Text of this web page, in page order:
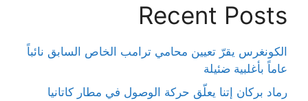
Recent Posts
الكونغرس يقرّ تعيين محامي ترامب الخاص السابق نائباً
عاماً بأغلبية ضئيلة
رماد بركان إتنا يعلّق حركة الوصول في مطار كاتانيا